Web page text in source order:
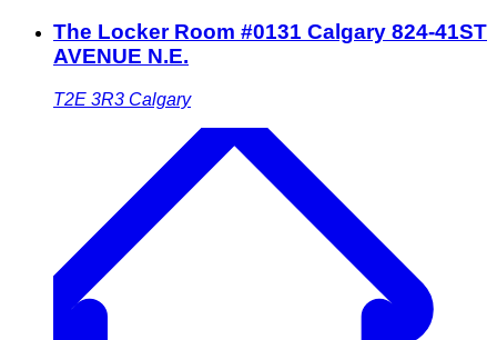
The Locker Room #0131 Calgary 824-41ST
AVENUE N.E.
T2E 3R3 Calgary